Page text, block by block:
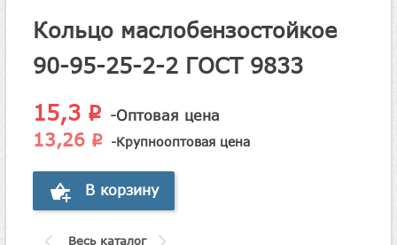
Кольцо маслобензостойкое
90-95-25-2-2 ГОСТ 9833
15,3 p -Оптовая цена
13,26 p -Крупнооптовая цена
В корзину
Весь каталог